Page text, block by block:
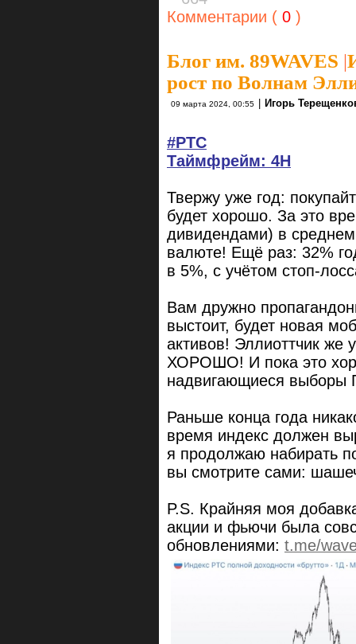
Комментарии ( 0 )
Блог им. 89WAVES |
рост по Волнам
09 марта 2024, 00:55 | Игорь
#РТС
Таймфрейм: 4H
Твержу уже год:
будет хорошо. За это
дивидендами) в
валюте! Ещё раз: 32%
в 5%, с учётом стоп-
Вам дружно
выстоит, будет новая
активов! Эллиоттчик
ХОРОШО! И пока это
надвигающиеся выборы
Раньше конца года
время индекс должен
я продолжаю набирать
вы смотрите сами:
P.S. Крайняя моя
акции и фьючи была
обновлениями: t.me/